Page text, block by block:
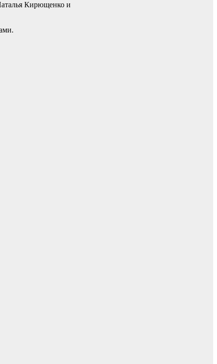
Кирющенко и